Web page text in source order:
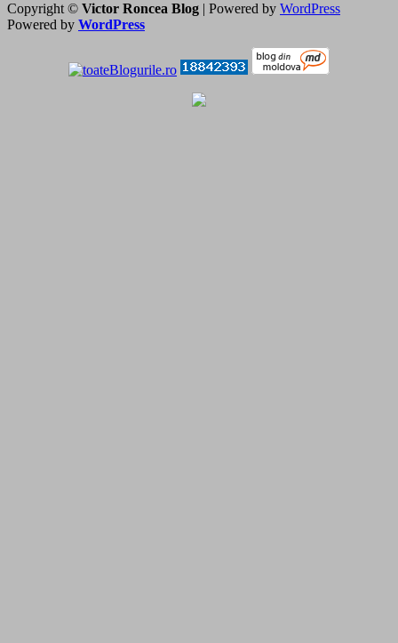
Copyright © Victor Roncea Blog | Powered by WordPress
Powered by WordPress